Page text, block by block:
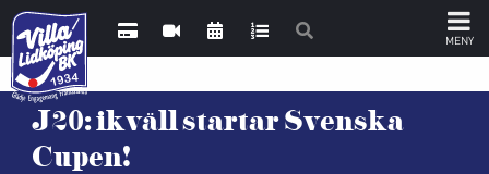
J20: ikväll startar Svenska
Cupen!